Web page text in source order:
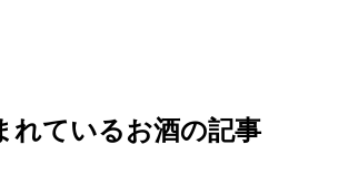
れているお酒の記事